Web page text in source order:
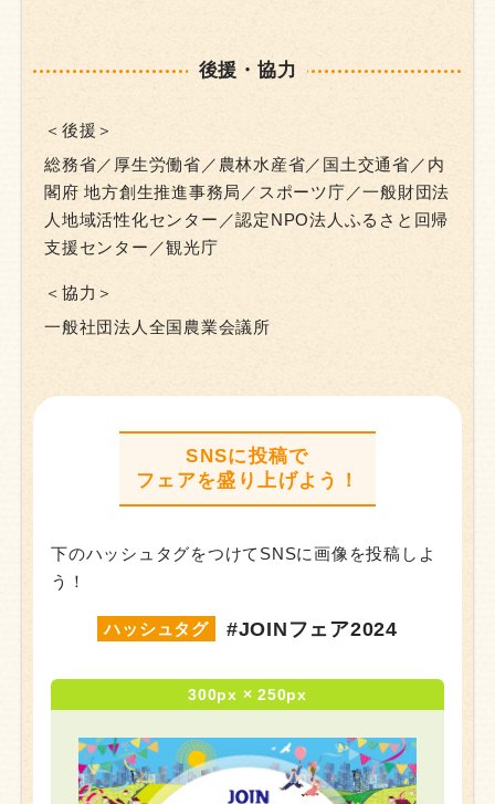
後援・協力
＜後援＞
総務省／厚生労働省／農林水産省／国土交通省／内
閣府 地方創生推進事務局／スポーツ庁／一般財団法
人地域活性化センター／認定NPO法人ふるさと回帰
支援センター／観光庁
＜協力＞
一般社団法人全国農業会議所
SNSに投稿で
フェアを盛り上げよう！
下のハッシュタグをつけてSNSに画像を投稿しよ
う！
ハッシュタグ #JOINフェア2024
300px × 250px